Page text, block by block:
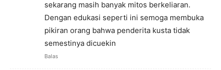
sekarang masih banyak mitos berkeliaran.
Dengan edukasi seperti ini semoga membuka
pikiran orang bahwa penderita kusta tidak
semestinya dicuekin
Balas